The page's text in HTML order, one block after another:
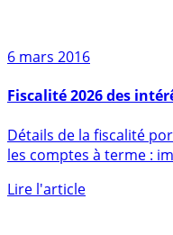
6 mars 2016
Fiscalité 2026 des
Détails de la fiscalité
les comptes à terme :